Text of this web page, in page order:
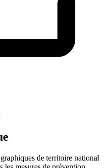
de territoire national